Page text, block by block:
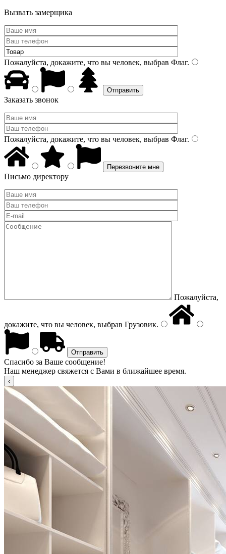
Вызвать замерщика
Пожалуйста, докажите, что вы человек, выбрав Флаг.
Заказать звонок
Пожалуйста, докажите, что вы человек, выбрав Флаг.
Письмо директору
Пожалуйста,
докажите, что вы человек, выбрав Грузовик.
Спасибо за Ваше сообщение!
Наш менеджер свяжется с Вами в ближайшее время.